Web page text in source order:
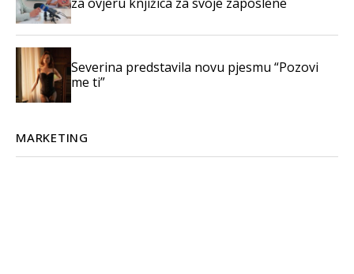
Severina predstavila novu pjesmu “Pozovi
me ti”
MARKETING